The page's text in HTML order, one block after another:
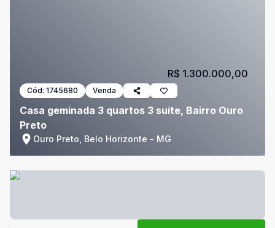
Cód: 1745680 Venda
Casa geminada 3 quartos 3 suíte, Bairro Ouro
Preto
Ouro Preto, Belo Horizonte - MG
R$ 1.300.000,00